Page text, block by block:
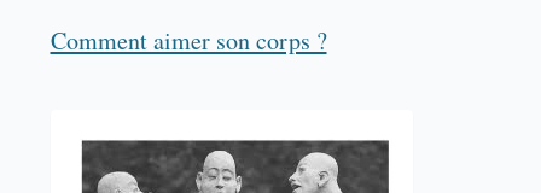
Comment aimer son corps ?